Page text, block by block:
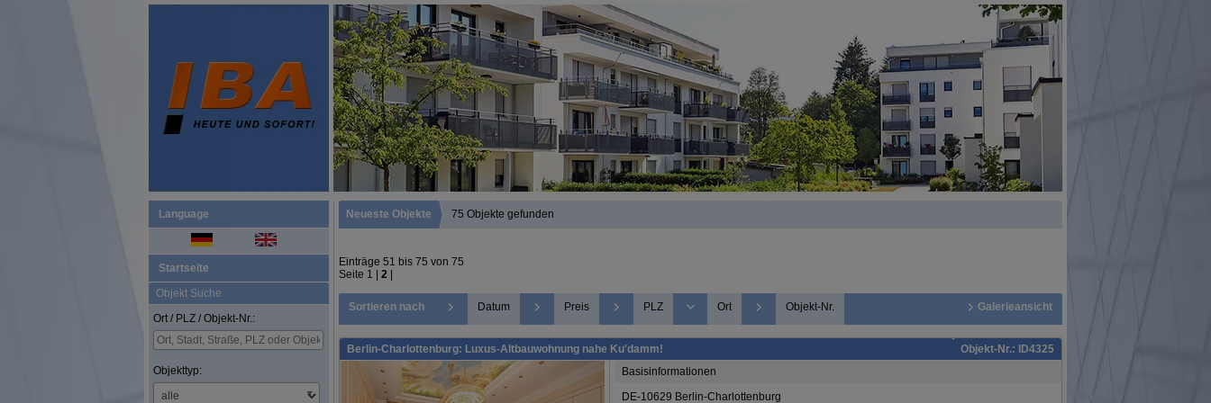
Language
Startseite
Objekt Suche
Ort / PLZ / Objekt-Nr.:
Objekttyp:
Neueste Objekte 75 Objekte gefunden
Einträge 51 bis 75 von 75
Seite 1 2
Sortieren nach Datum Preis PLZ Ort Objekt-Nr. Galerieansicht
Berlin-Charlottenburg: Luxus-Altbauwohnung nahe Ku'damm! Objekt-Nr.: ID4325
Basisinformationen
DE-10629 Berlin-Charlottenburg